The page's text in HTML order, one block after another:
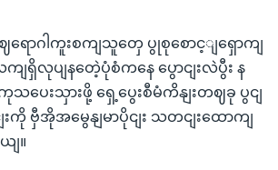
ဈရောဂါကူးစကျသူတှေ ပွုစုစောင့ျရှောကျ
ျရှိလုပျနတေဲ့ပုံစံကနေ ပွောငျးလဲပွီး န
ကုသပေးသှားဖို့ ရှေ့ပွေးစီမံကိနျးတဈခု ပွငျ
ကို ဗှီအိုအမွေနျမာပိုငျး သတငျးထောကျ
ျ။